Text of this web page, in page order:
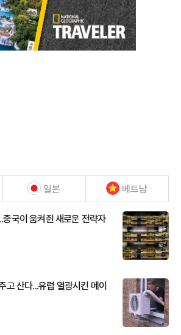
일본 베트남
국이 움켜쥔 새로운 전략자
고 산다...유럽 열광시킨 메이